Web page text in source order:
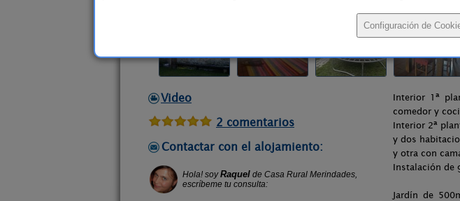
Video
2 comentarios
Contactar con el alojamiento:
Interior 1ª
comedor y
Interior 2ª
y dos
y otra con
Instalación de
Jardín de